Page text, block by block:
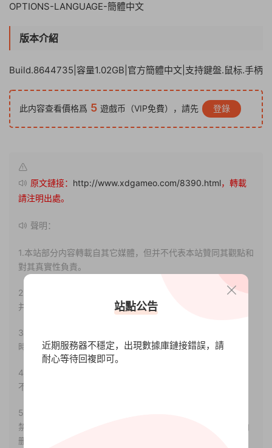
OPTIONS-LANGUAGE-簡體中文
版本介紹
Build.8644735|容量1.02GB|官方簡體中文|支持鍵盤.鼠标.手柄
此内容查看價格爲 5 遊戲币（VIP免費），請先 登錄
原文鏈接： http://www.xdgameo.com/8390.html，轉載
請注明出處。
聲明：
1.本站部分内容轉載自其它媒體，但并不代表本站贊同其觀點和
對其真實性負責。
2.若您需要商業運營或用于其他商業活動，請您購買正版授權
并合法使用。
3.如果本站有侵犯、不妥之處的資源，請聯系我們。将會第一
時間解決！
4.本站部分内容均由互聯網收集整理，僅供大家參考、學習，
不存在任何商業目的與商業用途。
5.本站提供的所有資源僅供參考學習使用，版權歸原著所有，
禁止下載本站資源參與任何商業和非法行爲，請于24小時之内
删除!
站點公告
近期服務器不穩定，出現數據庫鏈接錯誤，請
耐心等待回複即可。